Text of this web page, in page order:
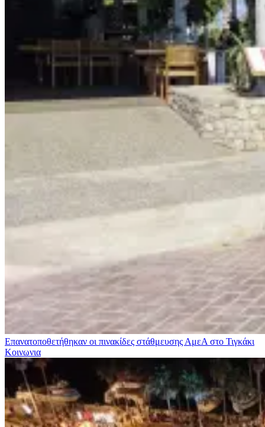
Επανατοποθετήθηκαν οι πινακίδες στάθμευσης ΑμεΑ στο Τιγκάκι
Κοινωνια